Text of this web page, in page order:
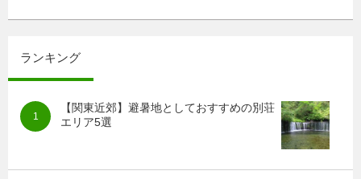
ランキング
【関東近郊】避暑地としておすすめの別荘
エリア5選